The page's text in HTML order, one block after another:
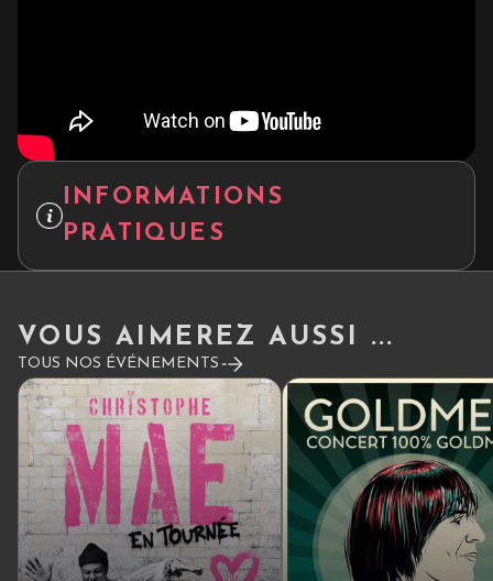
INFORMATIONS
PRATIQUES
VOUS AIMEREZ AUSSI ...
TOUS NOS ÉVÉNEMENTS